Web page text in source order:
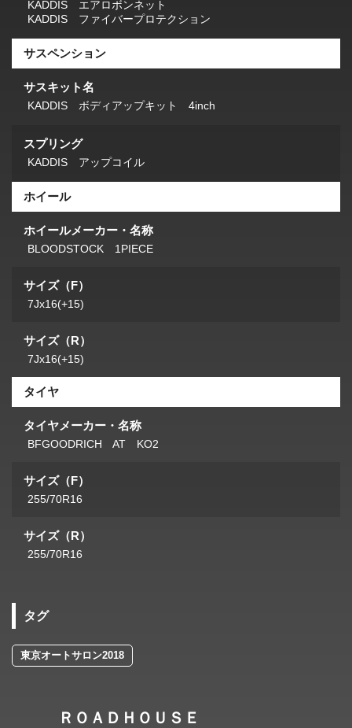
KADDIS エアロボンネット
KADDIS ファイバープロテクション
サスペンション
サスキット名
KADDIS ボディアップキット 4inch
スプリング
KADDIS アップコイル
ホイール
ホイールメーカー・名称
BLOODSTOCK 1PIECE
サイズ（F）
7Jx16(+15)
サイズ（R）
7Jx16(+15)
タイヤ
タイヤメーカー・名称
BFGOODRICH AT KO2
サイズ（F）
255/70R16
サイズ（R）
255/70R16
タグ
東京オートサロン2018
ＲＯＡＤＨＯＵＳＥ